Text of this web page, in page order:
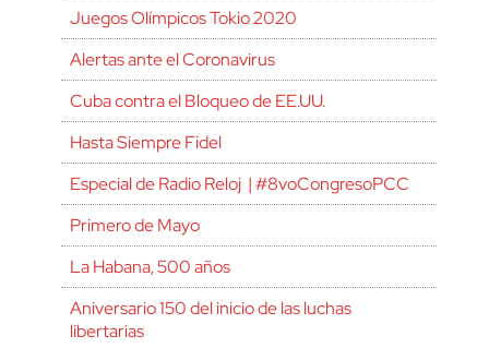
Juegos Olímpicos Tokio 2020
Alertas ante el Coronavirus
Cuba contra el Bloqueo de EE.UU.
Hasta Siempre Fidel
Especial de Radio Reloj | #8voCongresoPCC
Primero de Mayo
La Habana, 500 años
Aniversario 150 del inicio de las luchas
libertarias